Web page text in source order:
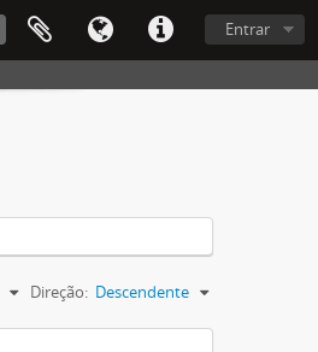
Entrar
Direção: Descendente